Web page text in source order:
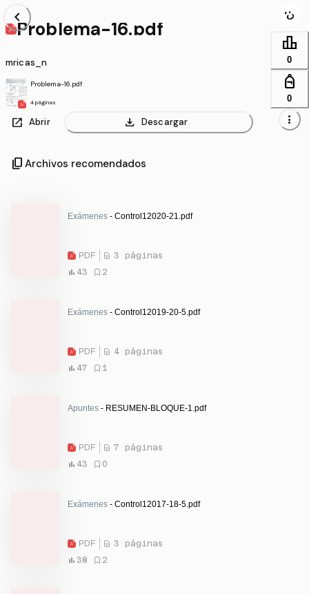
chevron_left
Problema-16.pdf
mricas_n
Problema-16.pdf
4 páginas
open_in_new Abrir download Descargar
leaderboard
0
personal_bag
0
more_vert
content_copy Archivos recomendados
Exámenes - Control12020-21.pdf
PDF
3 páginas
43
2
Exámenes - Control12019-20-5.pdf
PDF
4 páginas
47
1
Apuntes - RESUMEN-BLOQUE-1.pdf
PDF
7 páginas
43
0
Exámenes - Control12017-18-5.pdf
PDF
3 páginas
38
2